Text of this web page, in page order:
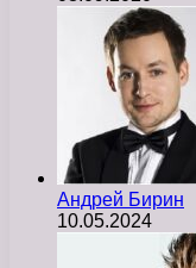
Андрей Бирин
10.05.2024